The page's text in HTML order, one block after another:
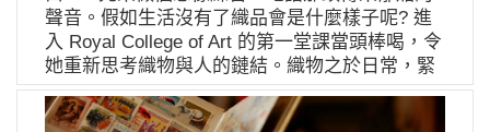
取用迪士尼還是安徒生的版本，都還來不及反應
她就說了安徒生，好像長大就是這樣殘忍吧，沒
有餵養讀者太多的甜頭，安徒生的故事更接近真
實，如同美人魚終究等不到王子，願意為愛情犧
牲的力量是多麽巨大，精神上就像是服裝能帶給
女孩們的勇氣一樣吧。 肥臉形容，每次設計都是
子，或許持續做陶的契機就這樣蹲定在她心中了
吧。 來到第六年，Kuwado 的器皿多數都與植
物相關，接觸的人不難發現她對植物的喜好，然
而近期 Kuku 延伸接觸到的東洋花藝，是一種因
應花器而成的插花技巧，不但需要學習植物固定
聲音。假如生活沒有了織品會是什麼樣子呢? 進
入 Royal College of Art 的第一堂課當頭棒喝，令
她重新思考織物與人的鏈結。織物之於日常，緊
密到容易被遺忘的程度，郁媚透過生活取樣，將
那些日常感知用不同視角反覆推敲，在編織中嘗